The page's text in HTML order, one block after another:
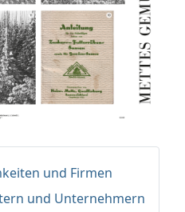
und Firmen
und Unternehmern